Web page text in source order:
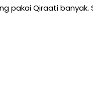
pakai Qiraati